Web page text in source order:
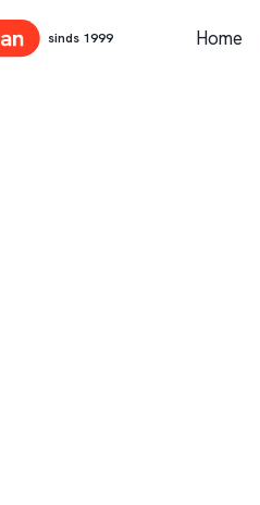
sinds 1999 Home